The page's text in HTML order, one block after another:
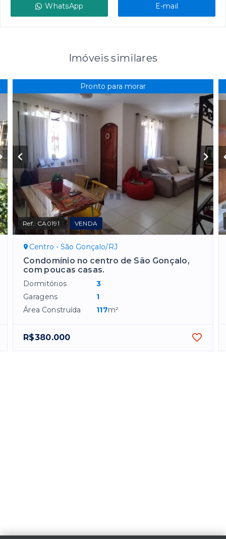
WhatsApp E-mail
Imóveis similares
Pronto para morar
Ref.: CA0191 VENDA
Centro - São Gonçalo/RJ
Condomínio no centro de São Gonçalo,
com poucas casas.
Dormitórios
3
Garagens
1
Área Construída
117m²
R$380.000